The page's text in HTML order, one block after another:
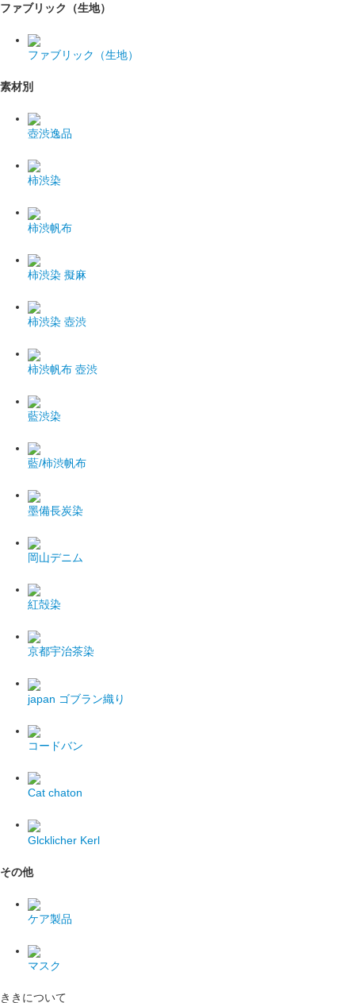
ファブリック（生地）
ファブリック（生地）
素材別
壺渋逸品
柿渋染
柿渋帆布
柿渋染 擬麻
柿渋染 壺渋
柿渋帆布 壺渋
藍渋染
藍/柿渋帆布
墨備長炭染
岡山デニム
紅殻染
京都宇治茶染
japan ゴブラン織り
コードバン
Cat chaton
Glcklicher Kerl
その他
ケア製品
マスク
ききについて